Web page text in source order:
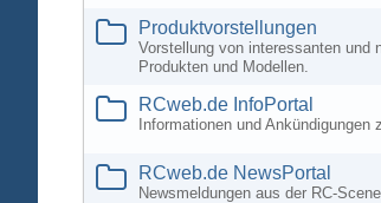
Produktvorstellungen
Vorstellung von interessanten und
Produkten und Modellen.
RCweb.de InfoPortal
Informationen und Ankündigungen
RCweb.de NewsPortal
Newsmeldungen aus der RC-Scene